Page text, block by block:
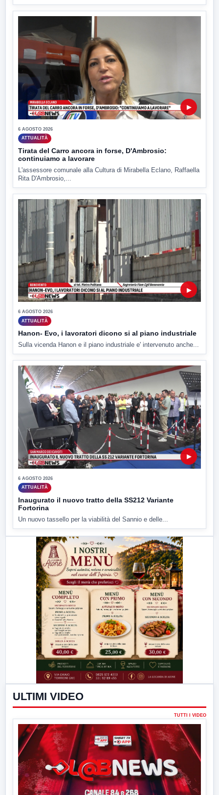
▶
6 AGOSTO 2026
ATTUALITÀ
Tirata del Carro ancora in forse, D'Ambrosio:
continuiamo a lavorare
L'assessore comunale alla Cultura di Mirabella Eclano, Raffaella
Rita D'Ambrosio,...
▶
6 AGOSTO 2026
ATTUALITÀ
Hanon- Evo, i lavoratori dicono si al piano industriale
Sulla vicenda Hanon e il piano industriale e' intervenuto anche...
▶
6 AGOSTO 2026
ATTUALITÀ
Inaugurato il nuovo tratto della SS212 Variante
Fortorina
Un nuovo tassello per la viabilità del Sannio e delle...
ULTIMI VIDEO
TUTTI I VIDEO